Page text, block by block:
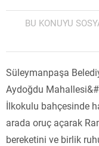
BU KONUYU
Süleymanpaşa
Aydoğdu
İlkokulu bahçesinde
arada oruç açarak
bereketini ve birlik